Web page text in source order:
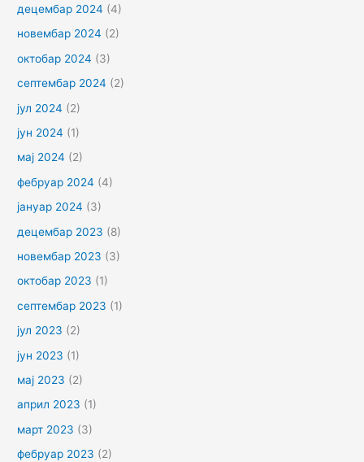
децембар 2024 (4)
новембар 2024 (2)
октобар 2024 (3)
септембар 2024 (2)
јул 2024 (2)
јун 2024 (1)
мај 2024 (2)
фебруар 2024 (4)
јануар 2024 (3)
децембар 2023 (8)
новембар 2023 (3)
октобар 2023 (1)
септембар 2023 (1)
јул 2023 (2)
јун 2023 (1)
мај 2023 (2)
април 2023 (1)
март 2023 (3)
фебруар 2023 (2)